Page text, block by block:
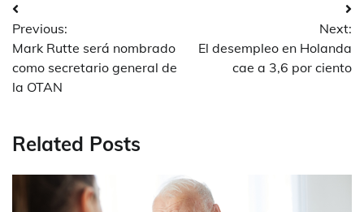
Post
navigation
Previous:
Mark Rutte será nombrado
como secretario general de
la OTAN
Next:
El desempleo en Holanda
cae a 3,6 por ciento
Related Posts